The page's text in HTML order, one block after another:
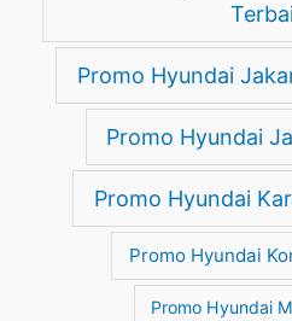
Promo Hyundai
Promo Hyundai
Promo Hyundai
Promo Hyundai
Promo Hyundai